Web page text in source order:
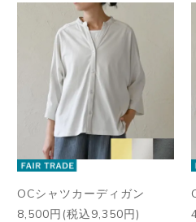
OCシャツカーディガン
8,500円(税込9,350円)